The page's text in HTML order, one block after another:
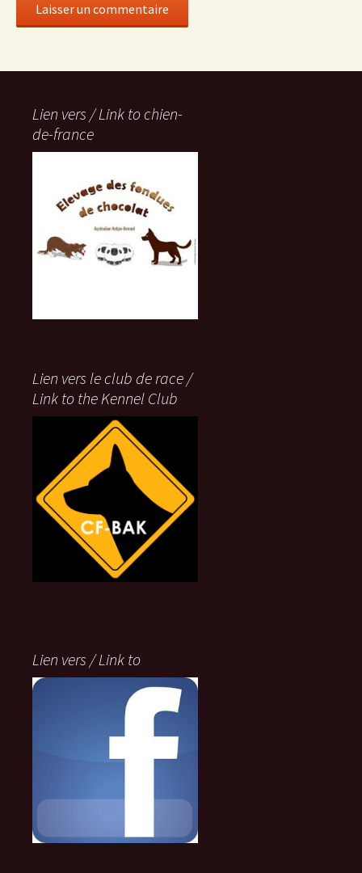
Lien vers / Link to chien-
de-france
Lien vers le club de race /
Link to the Kennel Club
Lien vers / Link to